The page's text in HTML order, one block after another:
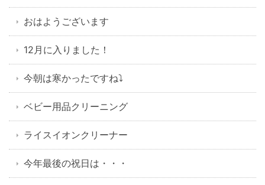
おはようございます
12月に入りました！
今朝は寒かったですね⤵
ベビー用品クリーニング
ライスイオンクリーナー
今年最後の祝日は・・・